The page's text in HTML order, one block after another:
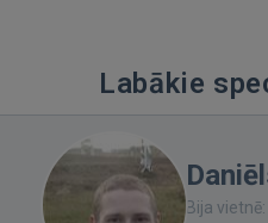
Labākie
Bija